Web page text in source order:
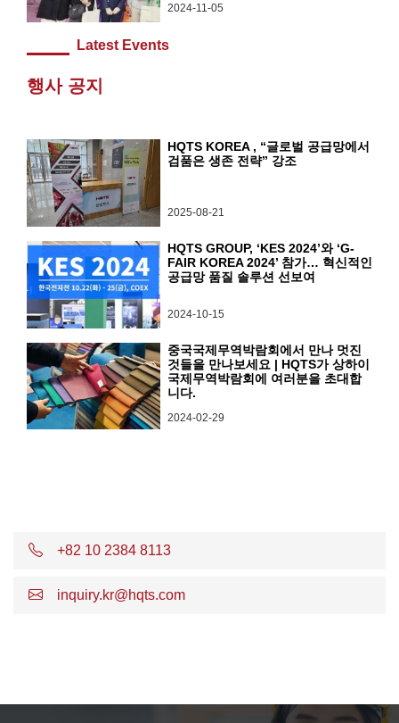
2024-11-05
Latest Events
행사 공지
HQTS KOREA , “글로벌 공급망에서
검품은 생존 전략” 강조
2025-08-21
HQTS GROUP, ‘KES 2024’와 ‘G-
FAIR KOREA 2024’ 참가… 혁신적인
공급망 품질 솔루션 선보여
2024-10-15
중국국제무역박람회에서 만나 멋진
것들을 만나보세요 | HQTS가 상하이
국제무역박람회에 여러분을 초대합
니다.
2024-02-29
+82 10 2384 8113
inquiry.kr@hqts.com